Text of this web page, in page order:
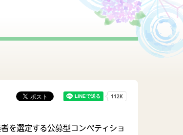
行政組織
を選定する公募型コンペティショ